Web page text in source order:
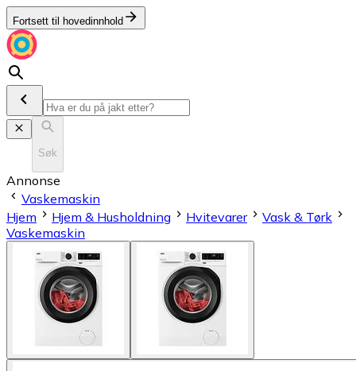
Fortsett til hovedinnhold
Søk
Annonse
Vaskemaskin
Hjem
Hjem & Husholdning Hvitevarer
Vask & Tørk
Vaskemaskin